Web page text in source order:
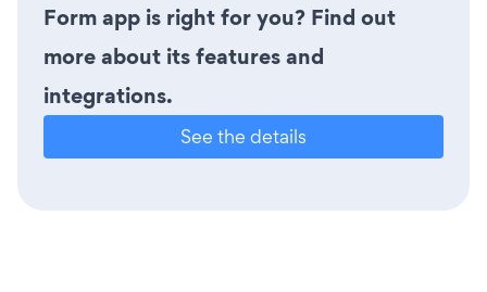
Form app is right for you? Find out
more about its features and
integrations.
See the details